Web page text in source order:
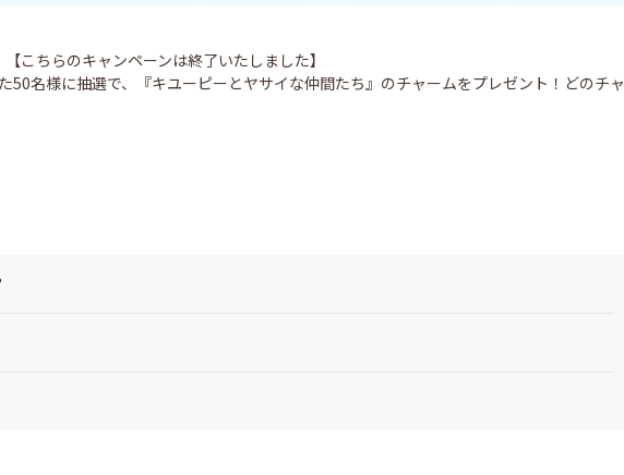
【こちらのキャンペーンは終了いたしました】
50名様に抽選で、『キユーピーとヤサイな仲間たち』のチャームをプレゼント！どのチャ